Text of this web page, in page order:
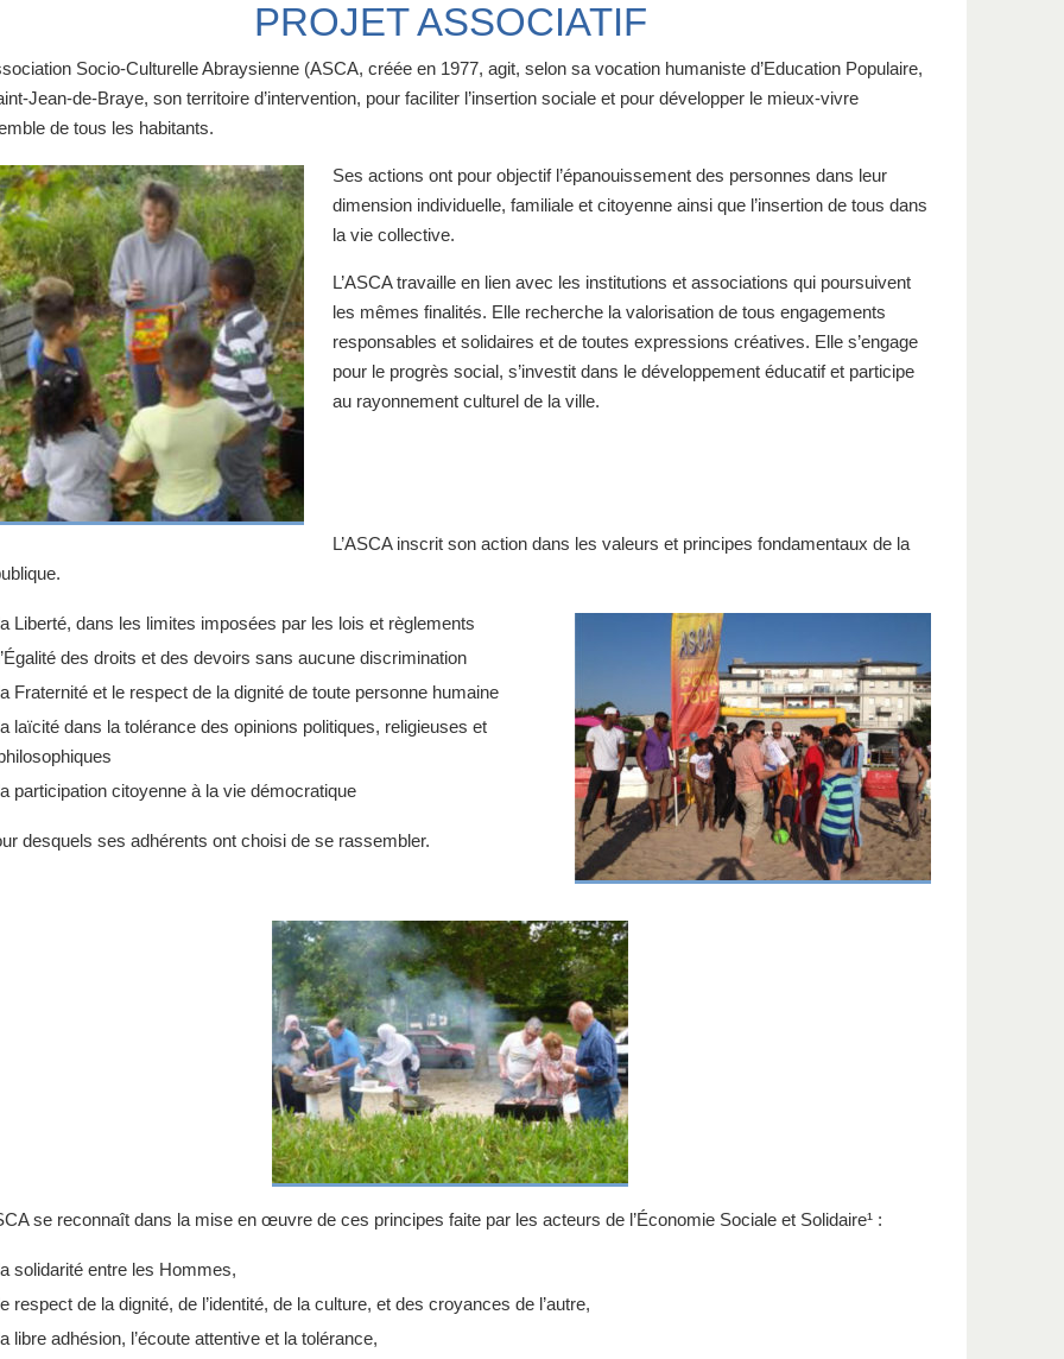
PROJET ASSOCIATIF
Socio-Culturelle Abraysienne (ASCA, créée en 1977, agit, selon sa vocation humaniste d’Education Populaire,
Jean-de-Braye, son territoire d’intervention, pour faciliter l’insertion sociale et pour développer le mieux-vivre
de tous les habitants.
Ses actions ont pour objectif l’épanouissement des personnes dans leur
dimension individuelle, familiale et citoyenne ainsi que l’insertion de tous dans
la vie collective.
L’ASCA travaille en lien avec les institutions et associations qui poursuivent
les mêmes finalités. Elle recherche la valorisation de tous engagements
responsables et solidaires et de toutes expressions créatives. Elle s’engage
pour le progrès social, s’investit dans le développement éducatif et participe
au rayonnement culturel de la ville.
L’ASCA inscrit son action dans les valeurs et principes fondamentaux de la
Liberté, dans les limites imposées par les lois et règlements
des droits et des devoirs sans aucune discrimination
Fraternité et le respect de la dignité de toute personne humaine
laïcité dans la tolérance des opinions politiques, religieuses et
participation citoyenne à la vie démocratique
desquels ses adhérents ont choisi de se rassembler.
se reconnaît dans la mise en œuvre de ces principes faite par les acteurs de l’Économie Sociale et Solidaire¹ :
solidarité entre les Hommes,
respect de la dignité, de l’identité, de la culture, et des croyances de l’autre,
libre adhésion, l’écoute attentive et la tolérance,